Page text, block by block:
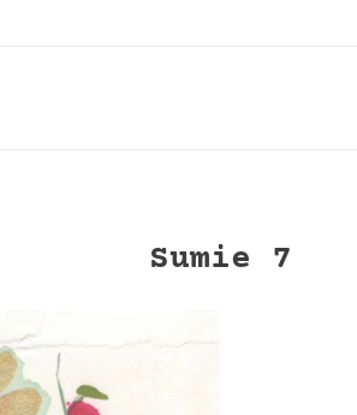
Sumie 7